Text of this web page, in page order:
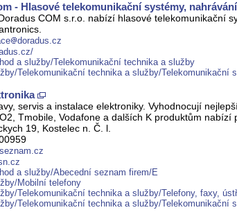
- Hlasové telekomunikační systémy,
COM s.r.o. nabízí hlasové telekomunikační
doradus.cz
a služby/Telekomunikační technika a služby
Telekomunikační technika a služby/Telekomunikační
servis a instalace elektroniky. Vyhodnocují
Tmobile, Vodafone a dalších K produktům nabízí
19, Kostelec n. Č. l.
seznam.cz
a služby/Abecední seznam firem/E
Mobilní telefony
Telekomunikační technika a služby/Telefony, faxy,
Telekomunikační technika a služby/Telekomunikační